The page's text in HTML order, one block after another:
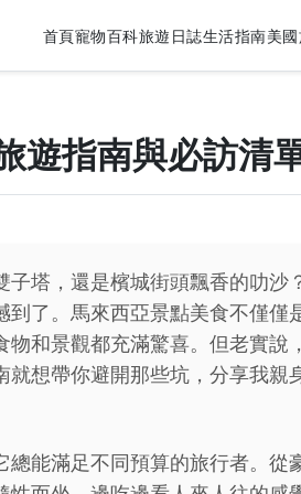
首頁寵物百科旅遊日誌生活指南美
遊指南與必訪清
塔，還是檳城街頭飄香的叻沙
了。馬來西亞景點美食不僅僅
和景觀都充滿驚喜。但老實說
想帶你避開那些坑，分享我親
能滿足不同預算的旅行者。從